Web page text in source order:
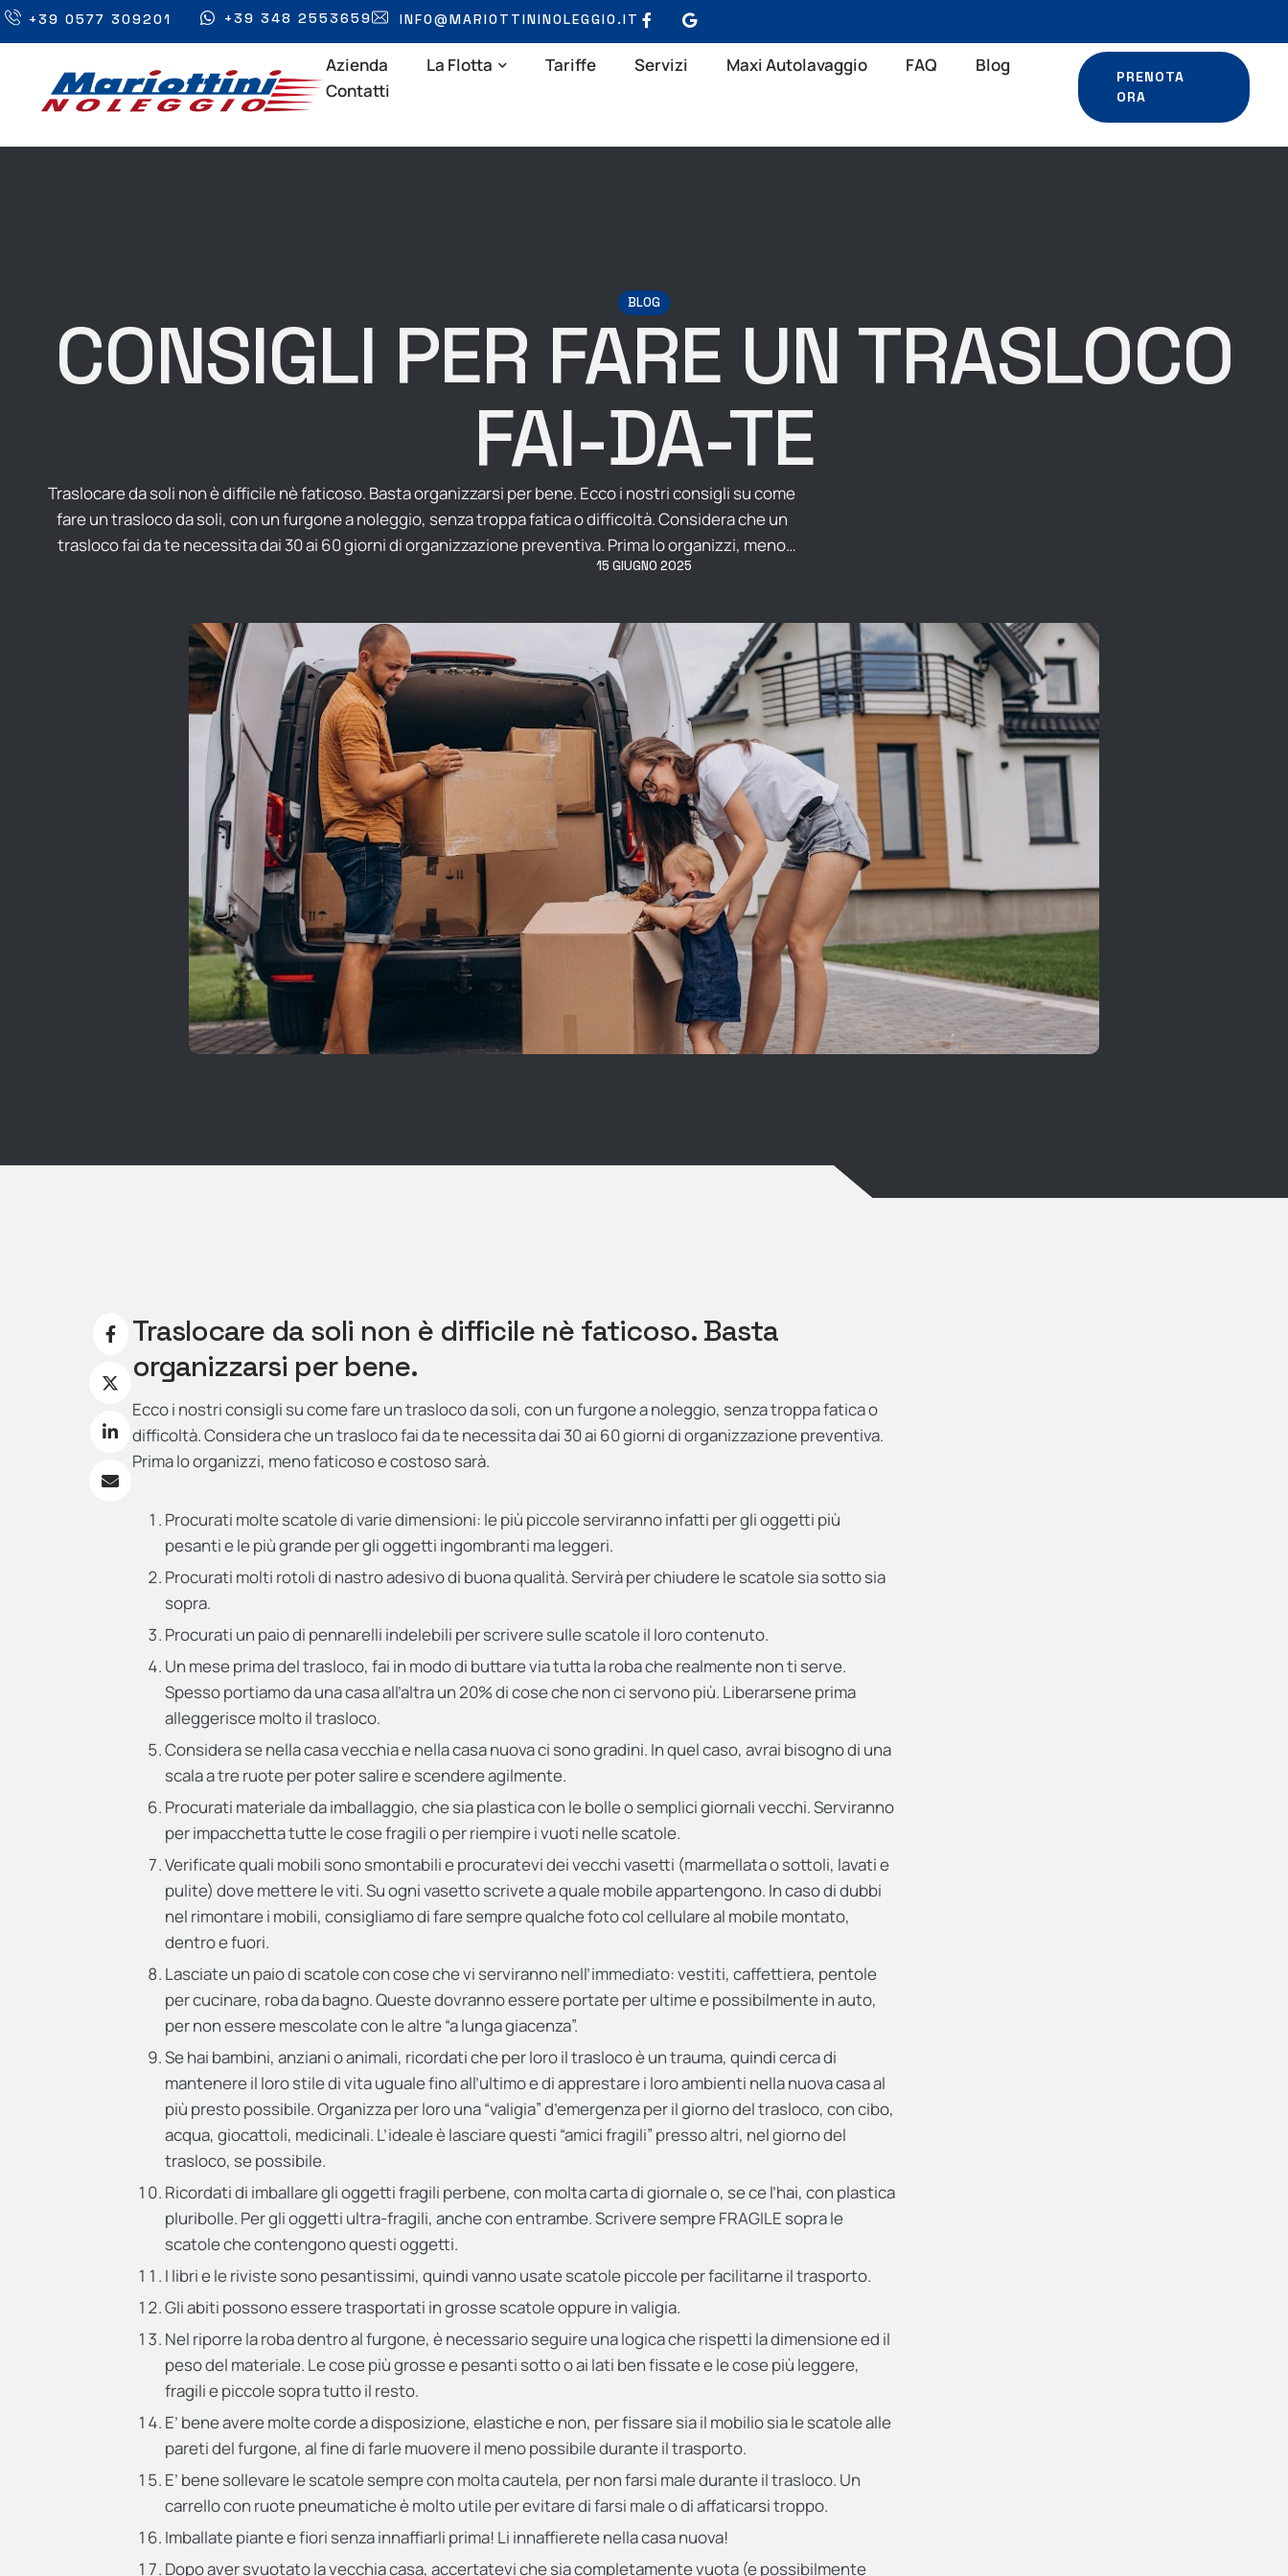
Azienda La Flotta Tariffe Servizi Maxi Autolavaggio FAQ
Blog
Contatti
PRENOTA
ORA
+39 0577 309201 +39 348 2553659 INFO@MARIOTTININOLEGGIO.IT
BLOG
CONSIGLI PER FARE UN TRASLOCO
FAI-DA-TE
Traslocare da soli non è difficile nè faticoso. Basta organizzarsi per bene. Ecco i nostri consigli su come
fare un trasloco da soli, con un furgone a noleggio, senza troppa fatica o difficoltà. Considera che un
trasloco fai da te necessita dai 30 ai 60 giorni di organizzazione preventiva. Prima lo organizzi, meno
15 GIUGNO 2025
Traslocare da soli non è difficile nè faticoso. Basta
organizzarsi per bene.
Ecco i nostri consigli su come fare un trasloco da soli, con un furgone a noleggio, senza troppa fatica o
difficoltà. Considera che un trasloco fai da te necessita dai 30 ai 60 giorni di organizzazione preventiva.
Prima lo organizzi, meno faticoso e costoso sarà.
Procurati molte scatole di varie dimensioni: le più piccole serviranno infatti per gli oggetti più
pesanti e le più grande per gli oggetti ingombranti ma leggeri.
Procurati molti rotoli di nastro adesivo di buona qualità. Servirà per chiudere le scatole sia sotto sia
sopra.
Procurati un paio di pennarelli indelebili per scrivere sulle scatole il loro contenuto.
Un mese prima del trasloco, fai in modo di buttare via tutta la roba che realmente non ti serve.
Spesso portiamo da una casa all’altra un 20% di cose che non ci servono più. Liberarsene prima
alleggerisce molto il trasloco.
Considera se nella casa vecchia e nella casa nuova ci sono gradini. In quel caso, avrai bisogno di una
scala a tre ruote per poter salire e scendere agilmente.
Procurati materiale da imballaggio, che sia plastica con le bolle o semplici giornali vecchi. Serviranno
per impacchetta tutte le cose fragili o per riempire i vuoti nelle scatole.
Verificate quali mobili sono smontabili e procuratevi dei vecchi vasetti (marmellata o sottoli, lavati e
pulite) dove mettere le viti. Su ogni vasetto scrivete a quale mobile appartengono. In caso di dubbi
nel rimontare i mobili, consigliamo di fare sempre qualche foto col cellulare al mobile montato,
dentro e fuori.
Lasciate un paio di scatole con cose che vi serviranno nell’immediato: vestiti, caffettiera, pentole
per cucinare, roba da bagno. Queste dovranno essere portate per ultime e possibilmente in auto,
per non essere mescolate con le altre “a lunga giacenza”.
Se hai bambini, anziani o animali, ricordati che per loro il trasloco è un trauma, quindi cerca di
mantenere il loro stile di vita uguale fino all’ultimo e di apprestare i loro ambienti nella nuova casa al
più presto possibile. Organizza per loro una “valigia” d’emergenza per il giorno del trasloco, con cibo,
acqua, giocattoli, medicinali. L’ideale è lasciare questi “amici fragili” presso altri, nel giorno del
trasloco, se possibile.
Ricordati di imballare gli oggetti fragili perbene, con molta carta di giornale o, se ce l’hai, con plastica
pluribolle. Per gli oggetti ultra-fragili, anche con entrambe. Scrivere sempre FRAGILE sopra le
scatole che contengono questi oggetti.
I libri e le riviste sono pesantissimi, quindi vanno usate scatole piccole per facilitarne il trasporto.
Gli abiti possono essere trasportati in grosse scatole oppure in valigia.
Nel riporre la roba dentro al furgone, è necessario seguire una logica che rispetti la dimensione ed il
peso del materiale. Le cose più grosse e pesanti sotto o ai lati ben fissate e le cose più leggere,
fragili e piccole sopra tutto il resto.
E’ bene avere molte corde a disposizione, elastiche e non, per fissare sia il mobilio sia le scatole alle
pareti del furgone, al fine di farle muovere il meno possibile durante il trasporto.
E’ bene sollevare le scatole sempre con molta cautela, per non farsi male durante il trasloco. Un
carrello con ruote pneumatiche è molto utile per evitare di farsi male o di affaticarsi troppo.
Imballate piante e fiori senza innaffiarli prima! Li innaffierete nella casa nuova!
Dopo aver svuotato la vecchia casa, accertatevi che sia completamente vuota (e possibilmente